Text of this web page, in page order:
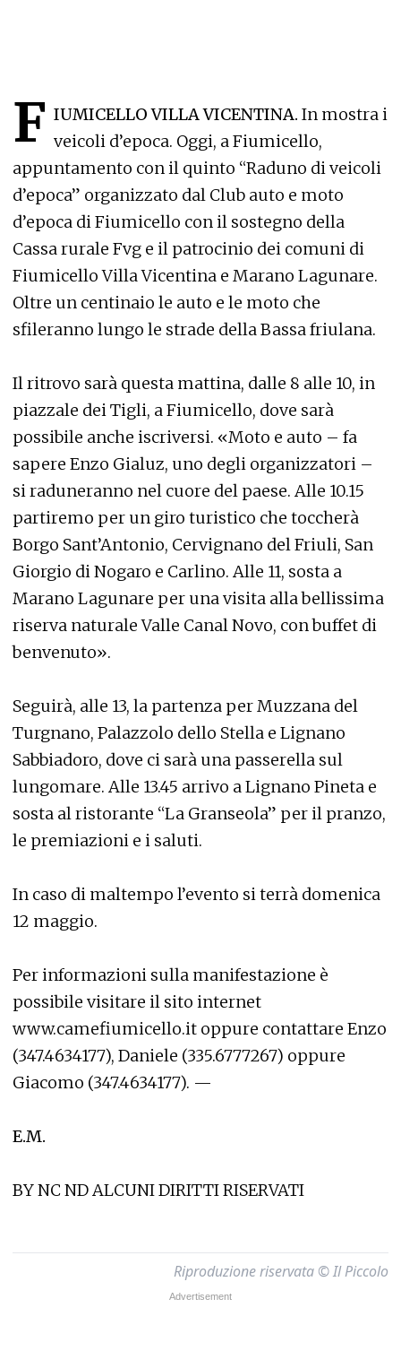
F IUMICELLO VILLA VICENTINA. In mostra i
veicoli d’epoca. Oggi, a Fiumicello,
appuntamento con il quinto “Raduno di veicoli
d’epoca” organizzato dal Club auto e moto
d’epoca di Fiumicello con il sostegno della
Cassa rurale Fvg e il patrocinio dei comuni di
Fiumicello Villa Vicentina e Marano Lagunare.
Oltre un centinaio le auto e le moto che
sfileranno lungo le strade della Bassa friulana.
Il ritrovo sarà questa mattina, dalle 8 alle 10, in
piazzale dei Tigli, a Fiumicello, dove sarà
possibile anche iscriversi. «Moto e auto – fa
sapere Enzo Gialuz, uno degli organizzatori –
si raduneranno nel cuore del paese. Alle 10.15
partiremo per un giro turistico che toccherà
Borgo Sant’Antonio, Cervignano del Friuli, San
Giorgio di Nogaro e Carlino. Alle 11, sosta a
Marano Lagunare per una visita alla bellissima
riserva naturale Valle Canal Novo, con buffet di
benvenuto».
Seguirà, alle 13, la partenza per Muzzana del
Turgnano, Palazzolo dello Stella e Lignano
Sabbiadoro, dove ci sarà una passerella sul
lungomare. Alle 13.45 arrivo a Lignano Pineta e
sosta al ristorante “La Granseola” per il pranzo,
le premiazioni e i saluti.
In caso di maltempo l’evento si terrà domenica
12 maggio.
Per informazioni sulla manifestazione è
possibile visitare il sito internet
www.camefiumicello.it oppure contattare Enzo
(347.4634177), Daniele (335.6777267) oppure
Giacomo (347.4634177). —
E.M.
BY NC ND ALCUNI DIRITTI RISERVATI
Riproduzione riservata © Il Piccolo